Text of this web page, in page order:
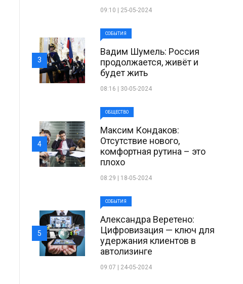
09:10 | 25-05-2024
СОБЫТИЯ
Вадим Шумель: Россия
продолжается, живёт и
будет жить
08:16 | 30-05-2024
3
ОБЩЕСТВО
Максим Кондаков:
Отсутствие нового,
комфортная рутина – это
плохо
08:29 | 18-05-2024
4
СОБЫТИЯ
Александра Веретено:
Цифровизация — ключ для
удержания клиентов в
автолизинге
09:07 | 24-05-2024
5